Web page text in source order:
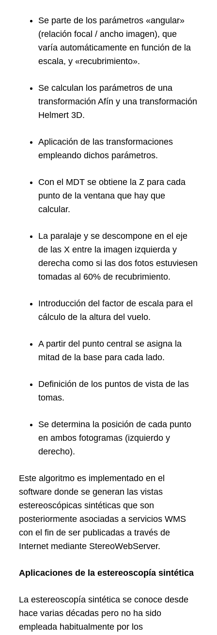
Se parte de los parámetros «angular»
(relación focal / ancho imagen), que
varía automáticamente en función de la
escala, y «recubrimiento».
Se calculan los parámetros de una
transformación Afín y una transformación
Helmert 3D.
Aplicación de las transformaciones
empleando dichos parámetros.
Con el MDT se obtiene la Z para cada
punto de la ventana que hay que
calcular.
La paralaje y se descompone en el eje
de las X entre la imagen izquierda y
derecha como si las dos fotos estuviesen
tomadas al 60% de recubrimiento.
Introducción del factor de escala para el
cálculo de la altura del vuelo.
A partir del punto central se asigna la
mitad de la base para cada lado.
Definición de los puntos de vista de las
tomas.
Se determina la posición de cada punto
en ambos fotogramas (izquierdo y
derecho).
Este algoritmo es implementado en el
software donde se generan las vistas
estereoscópicas sintéticas que son
posteriormente asociadas a servicios WMS
con el fin de ser publicadas a través de
Internet mediante StereoWebServer.
Aplicaciones de la estereoscopía sintética
La estereoscopía sintética se conoce desde
hace varias décadas pero no ha sido
empleada habitualmente por los